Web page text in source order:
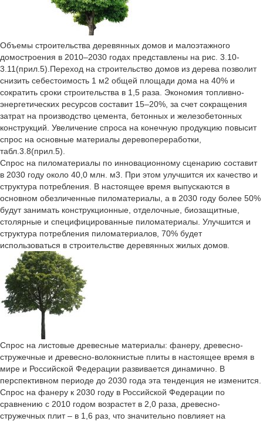
Объемы строительства деревянных домов и малоэтажного
домостроения в 2010–2030 годах представлены на рис. 3.10-
3.11(прил.5).Переход на строительство домов из дерева позволит
снизить себестоимость 1 м2 общей площади дома на 40% и
сократить сроки строительства в 1,5 раза. Экономия топливно-
энергетических ресурсов составит 15–20%, за счет сокращения
затрат на производство цемента, бетонных и железобетонных
конструкций. Увеличение спроса на конечную продукцию повысит
спрос на основные материалы деревопереработки,
табл.3.8(прил.5).
Спрос на пиломатериалы по инновационному сценарию составит
в 2030 году около 40,0 млн. м3. При этом улучшится их качество и
структура потребления. В настоящее время выпускаются в
основном обезличенные пиломатериалы, а в 2030 году более 50%
будут занимать конструкционные, отделочные, биозащитные,
столярные и специфицированные пиломатериалы. Улучшится и
структура потребления пиломатериалов, 70% будет
использоваться в строительстве деревянных жилых домов.
Спрос на листовые древесные материалы: фанеру, древесно-
стружечные и древесно-волокнистые плиты в настоящее время в
мире и Российской Федерации развивается динамично. В
перспективном периоде до 2030 года эта тенденция не изменится.
Спрос на фанеру к 2030 году в Российской Федерации по
сравнению с 2010 годом возрастет в 2,0 раза, древесно-
стружечных плит – в 1,6 раз, что значительно повлияет на